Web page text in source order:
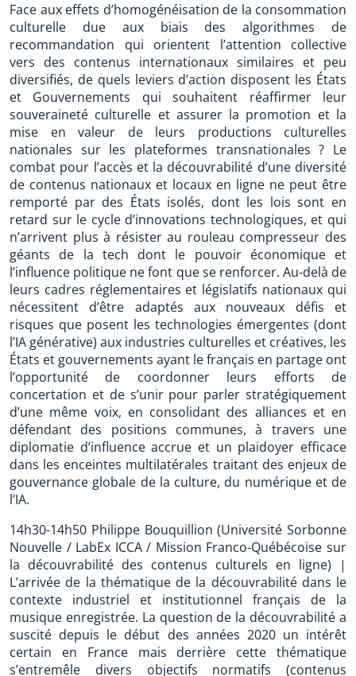
Face aux effets d’homogénéisation de la consommation
culturelle due aux biais des algorithmes de
recommandation qui orientent l’attention collective
vers des contenus internationaux similaires et peu
diversifiés, de quels leviers d’action disposent les États
et Gouvernements qui souhaitent réaffirmer leur
souveraineté culturelle et assurer la promotion et la
mise en valeur de leurs productions culturelles
nationales sur les plateformes transnationales ? Le
combat pour l’accès et la découvrabilité d’une diversité
de contenus nationaux et locaux en ligne ne peut être
remporté par des États isolés, dont les lois sont en
retard sur le cycle d’innovations technologiques, et qui
n’arrivent plus à résister au rouleau compresseur des
géants de la tech dont le pouvoir économique et
l’influence politique ne font que se renforcer. Au-delà de
leurs cadres réglementaires et législatifs nationaux qui
nécessitent d’être adaptés aux nouveaux défis et
risques que posent les technologies émergentes (dont
l’IA générative) aux industries culturelles et créatives, les
États et gouvernements ayant le français en partage ont
l’opportunité de coordonner leurs efforts de
concertation et de s’unir pour parler stratégiquement
d’une même voix, en consolidant des alliances et en
défendant des positions communes, à travers une
diplomatie d’influence accrue et un plaidoyer efficace
dans les enceintes multilatérales traitant des enjeux de
gouvernance globale de la culture, du numérique et de
l’IA.
14h30-14h50 Philippe Bouquillion (Université Sorbonne
Nouvelle / LabEx ICCA / Mission Franco-Québécoise sur
la découvrabilité des contenus culturels en ligne) |
L’arrivée de la thématique de la découvrabilité dans le
contexte industriel et institutionnel français de la
musique enregistrée. La question de la découvrabilité a
suscité depuis le début des années 2020 un intérêt
certain en France mais derrière cette thématique
s’entremêle divers objectifs normatifs (contenus